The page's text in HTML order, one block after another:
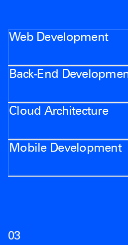
Web Development
Back-End
Cloud Architecture
Mobile Development
03